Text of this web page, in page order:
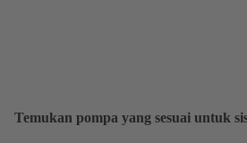
Temukan pompa yang sesuai untuk